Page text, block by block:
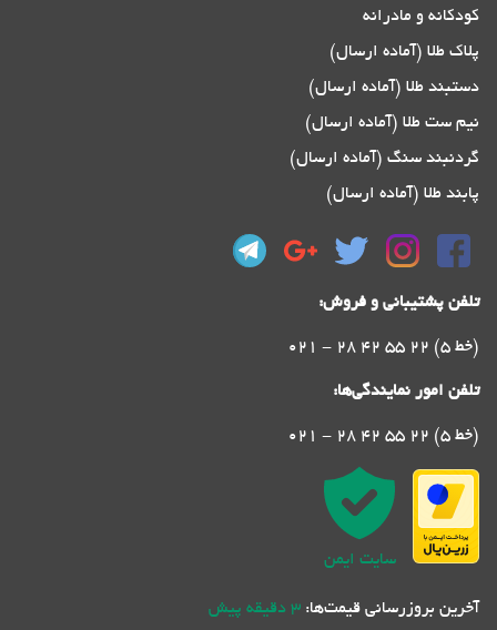
کودکانه و مادرانه
پلاک طلا (آماده ارسال)
دستبند طلا (آماده ارسال)
نیم ست طلا (آماده ارسال)
گردنبند سنگ (آماده ارسال)
پابند طلا (آماده ارسال)
تلفن پشتیبانی و فروش:
021 - 28 42 55 22 (5 خط)
تلفن امور نمایندگی‌ها:
021 - 28 42 55 22 (5 خط)
سایت ایمن
آخرین بروزرسانی قیمت‌ها: 3 دقیقه پیش